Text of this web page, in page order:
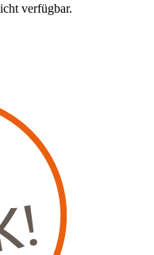
verfügbar.